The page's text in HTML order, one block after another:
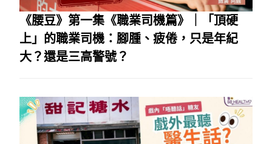
《腰豆》第一集《職業司機篇》｜「頂硬
上」的職業司機：腳腫、疲倦，只是年紀
大？還是三高警號？